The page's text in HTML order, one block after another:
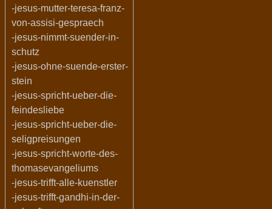
-jesus-mutter-teresa-franz-
von-assisi-gespraech
-jesus-nimmt-suender-in-
schutz
-jesus-ohne-suende-erster-
stein
-jesus-spricht-ueber-die-
feindesliebe
-jesus-spricht-ueber-die-
seligpreisungen
-jesus-spricht-worte-des-
thomasevangeliums
-jesus-trifft-alle-kuenstler
-jesus-trifft-gandhi-in-der-